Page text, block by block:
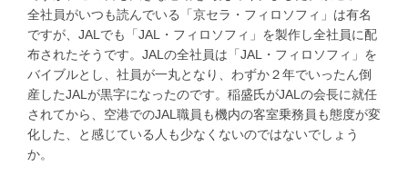
全社員がいつも読んでいる「京セラ・フィロソフィ」は有名
ですが、JALでも「JAL・フィロソフィ」を製作し全社員に配
布されたそうです。JALの全社員は「JAL・フィロソフィ」を
バイブルとし、社員が一丸となり、わずか２年でいったん倒
産したJALが黒字になったのです。稲盛氏がJALの会長に就任
されてから、空港でのJAL職員も機内の客室乗務員も態度が変
化した、と感じている人も少なくないのではないでしょう
か。